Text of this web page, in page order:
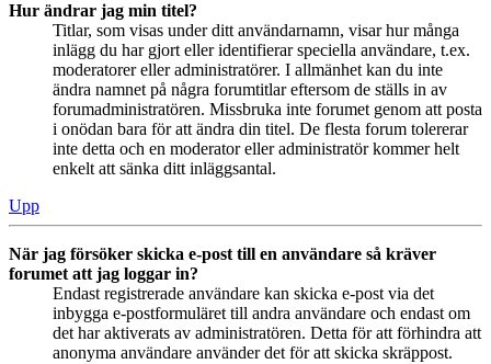
Hur ändrar jag min titel?
Titlar, som visas under ditt användarnamn, visar hur många
inlägg du har gjort eller identifierar speciella användare, t.ex.
moderatorer eller administratörer. I allmänhet kan du inte
ändra namnet på några forumtitlar eftersom de ställs in av
forumadministratören. Missbruka inte forumet genom att posta
i onödan bara för att ändra din titel. De flesta forum tolererar
inte detta och en moderator eller administratör kommer helt
enkelt att sänka ditt inläggsantal.
Upp
När jag försöker skicka e-post till en användare så kräver
forumet att jag loggar in?
Endast registrerade användare kan skicka e-post via det
inbygga e-postformuläret till andra användare och endast om
det har aktiverats av administratören. Detta för att förhindra att
anonyma användare använder det för att skicka skräppost.